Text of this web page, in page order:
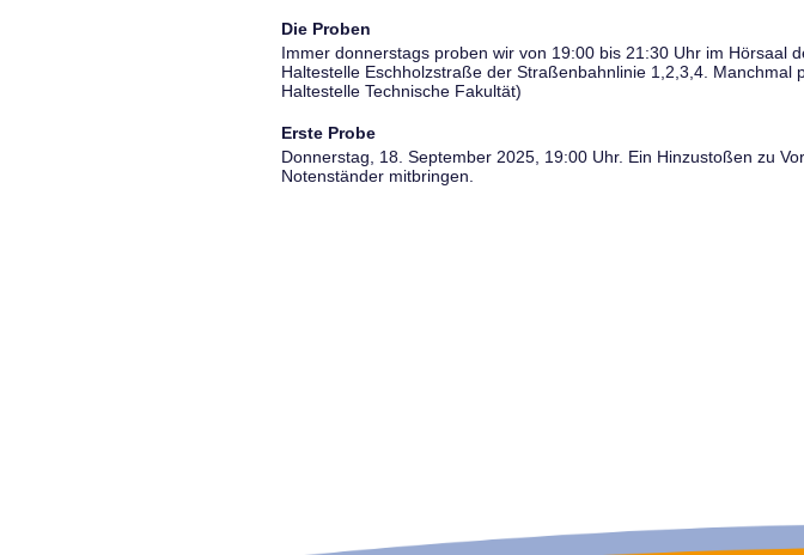
Die Proben
Immer donnerstags proben wir von 19:00 bis 21:30 Uhr im Hörsaal
Haltestelle Eschholzstraße der Straßenbahnlinie 1,2,3,4. Manchmal
Haltestelle Technische Fakultät)
Erste Probe
Donnerstag, 18. September 2025, 19:00 Uhr. Ein Hinzustoßen zu
Notenständer mitbringen.